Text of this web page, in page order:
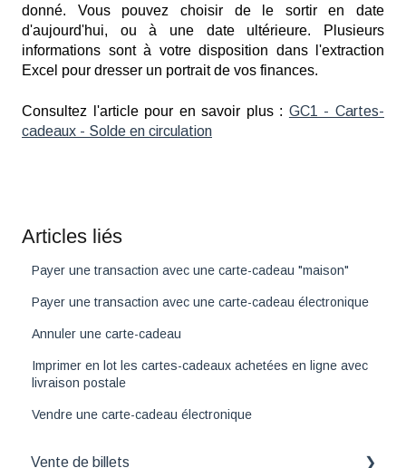
donné. Vous pouvez choisir de le sortir en date
d'aujourd'hui, ou à une date ultérieure. Plusieurs
informations sont à votre disposition dans l'extraction
Excel pour dresser un portrait de vos finances.
Consultez l'article pour en savoir plus : GC1 - Cartes-
cadeaux - Solde en circulation
Articles liés
Payer une transaction avec une carte-cadeau "maison"
Payer une transaction avec une carte-cadeau électronique
Annuler une carte-cadeau
Imprimer en lot les cartes-cadeaux achetées en ligne avec
livraison postale
Vendre une carte-cadeau électronique
Vente de billets